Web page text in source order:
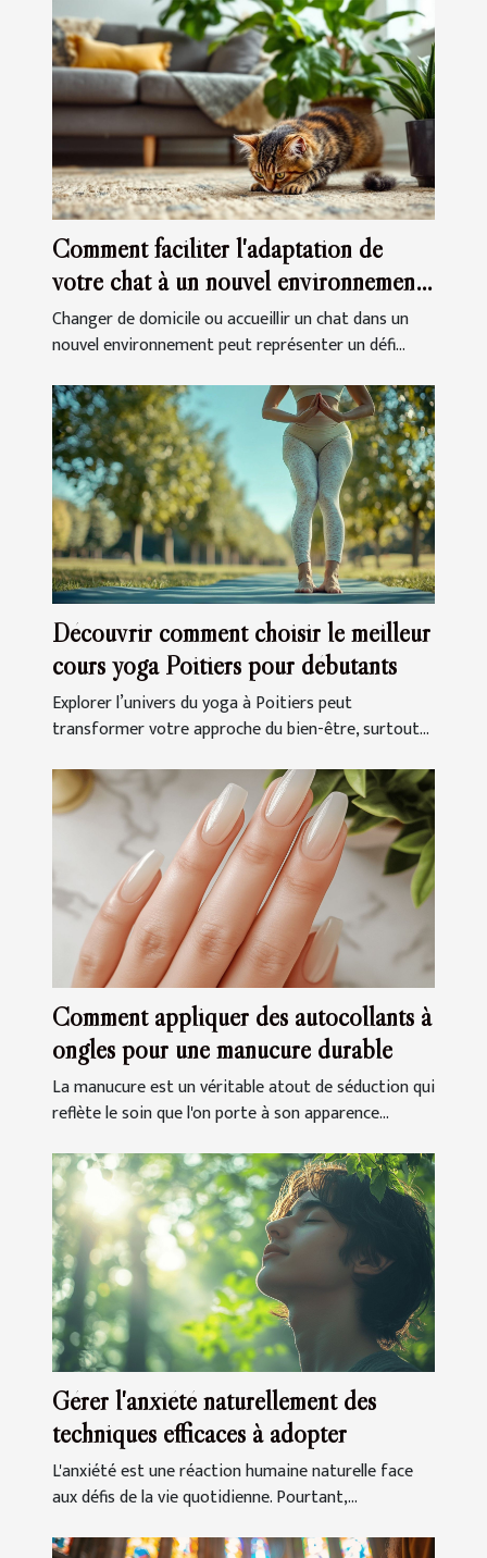
Comment faciliter l'adaptation de
votre chat à un nouvel environnement
?
Changer de domicile ou accueillir un chat dans un
nouvel environnement peut représenter un défi...
Découvrir comment choisir le meilleur
cours yoga Poitiers pour débutants
Explorer l’univers du yoga à Poitiers peut
transformer votre approche du bien-être, surtout...
Comment appliquer des autocollants à
ongles pour une manucure durable
La manucure est un véritable atout de séduction qui
reflète le soin que l'on porte à son apparence...
Gérer l'anxiété naturellement des
techniques efficaces à adopter
L'anxiété est une réaction humaine naturelle face
aux défis de la vie quotidienne. Pourtant,...